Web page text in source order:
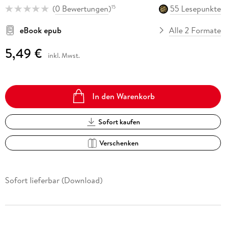
(0 Bewertungen)15
55 Lesepunkte
eBook epub
Alle 2 Formate
5,49 € inkl. Mwst.
In den Warenkorb
Sofort kaufen
Verschenken
Sofort lieferbar (Download)